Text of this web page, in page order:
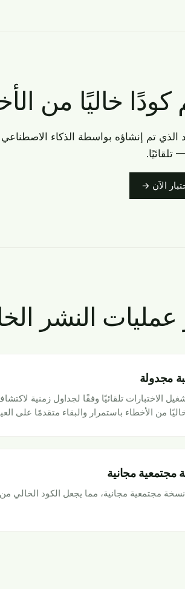
خاليًا من
تلقائيًا.
الآن →
النشر
مجدولة
الاختبارات تلقائيًا وفقًا لجداول زمنية
من الأخطاء باستمرار والبقاء متقدمًا على
مجتمعية مجانية
مجتمعية مجانية، مما يجعل الكود الخالي من